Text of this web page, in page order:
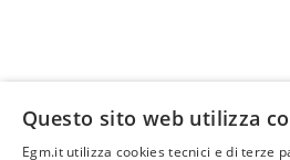
Questo sito web utilizza
Egm.it utilizza cookies tecnici e di terze